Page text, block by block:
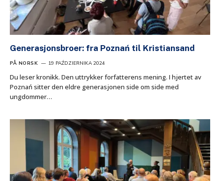
Generasjonsbroer: fra Poznań til Kristiansand
PÅ NORSK 19 PAŹDZIERNIKA 2024
Du leser kronikk. Den uttrykker forfatterens mening. I hjertet av
Poznań sitter den eldre generasjonen side om side med
ungdommer…